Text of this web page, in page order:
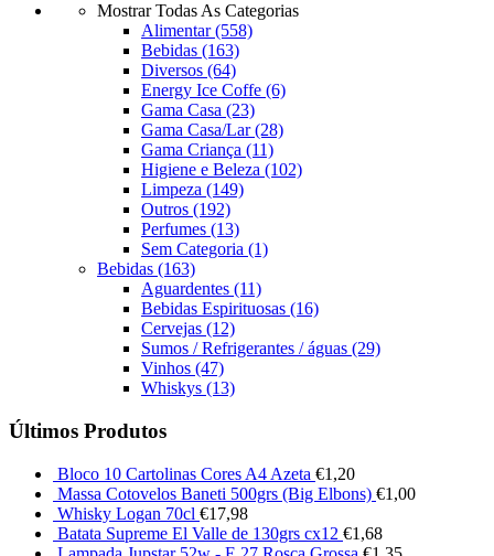
Mostrar Todas As Categorias
Alimentar(558)
Bebidas (163)
Diversos (64)
Energy Ice Coffe (6)
Gama Casa (23)
Gama Casa/Lar(28)
Gama Criança (11)
Higiene e Beleza (102)
Limpeza (149)
Outros (192)
Perfumes (13)
Sem Categoria (1)
Bebidas (163)
Aguardentes (11)
Bebidas Espirituosas (16)
Cervejas (12)
Sumos / Refrigerantes / águas (29)
Vinhos (47)
Whiskys (13)
Últimos Produtos
Bloco 10 Cartolinas Cores A4 Azeta €1,20
Massa Cotovelos Baneti 500grs (Big Elbons) €1,00
Whisky Logan 70cl €17,98
Batata Supreme El Valle de 130grs cx12 €1,68